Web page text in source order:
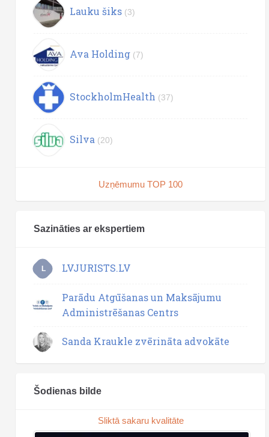
Lauku šiks (3)
Ava Holding (7)
StockholmHealth (37)
Silva (20)
Uzņēmumu TOP 100
Sazināties ar ekspertiem
L LVJURISTS.LV
Parādu Atgūšanas un Maksājumu
Administrēšanas Centrs
Sanda Kraukle zvērināta advokāte
Šodienas bilde
Sliktā sakaru kvalitāte